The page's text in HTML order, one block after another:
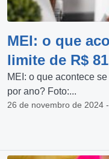
MEI: o que
limite de R$
MEI: o que acontece
por ano? Foto:...
26 de novembro de 2024